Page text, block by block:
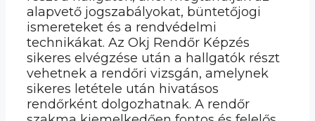
alapvető jogszabályokat, büntetőjogi
ismereteket és a rendvédelmi
technikákat. Az Okj Rendőr Képzés
sikeres elvégzése után a hallgatók részt
vehetnek a rendőri vizsgán, amelynek
sikeres letétele után hivatásos
rendőrként dolgozhatnak. A rendőr